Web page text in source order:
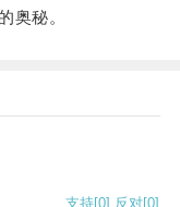
奥秘。
支持[0] 反对[0]